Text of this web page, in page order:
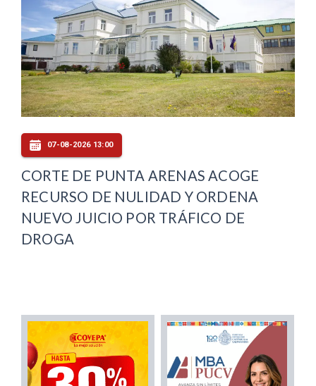
07-08-2026 13:00
CORTE DE PUNTA ARENAS ACOGE
RECURSO DE NULIDAD Y ORDENA
NUEVO JUICIO POR TRÁFICO DE
DROGA